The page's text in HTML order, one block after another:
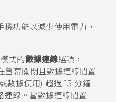
功能以減少使用電力，
式的數據連線選項，
螢幕關閉且數據連線閒置
數據使用) 超過 15 分鐘
連線。當數據連線閒置